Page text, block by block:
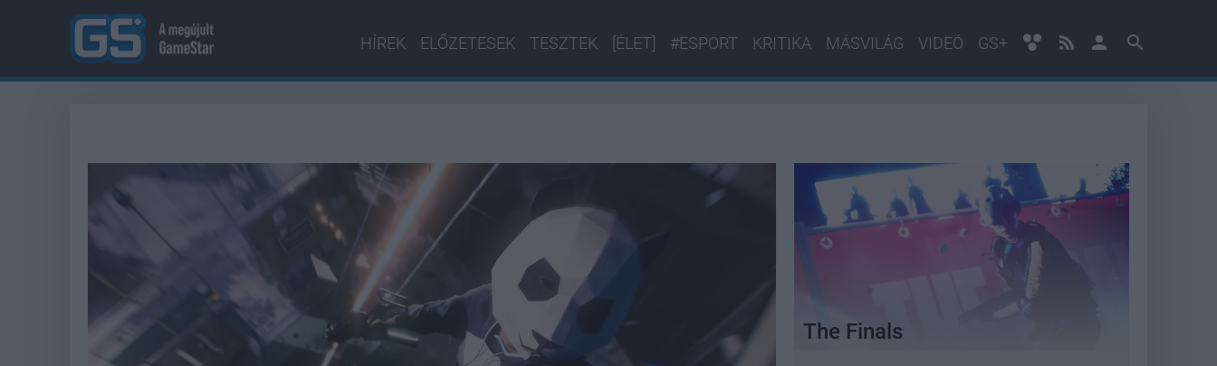
HÍREK ELŐZETESEK TESZTEK [ÉLET] #ESPORT KRITIKA MÁSVILÁG VIDEÓ GS+
The Finals